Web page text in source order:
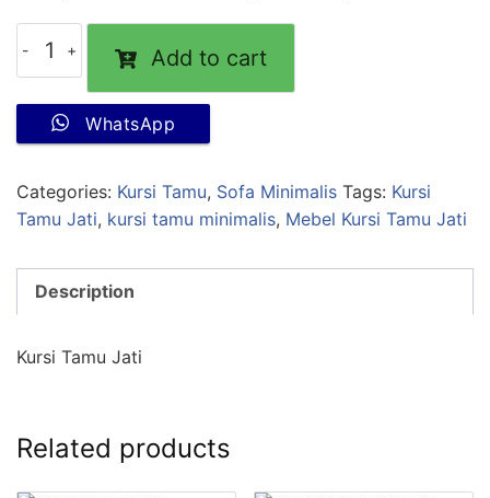
Add to cart
WhatsApp
Categories: Kursi Tamu, Sofa Minimalis Tags: Kursi
Tamu Jati, kursi tamu minimalis, Mebel Kursi Tamu Jati
Description
Kursi Tamu Jati
Related products